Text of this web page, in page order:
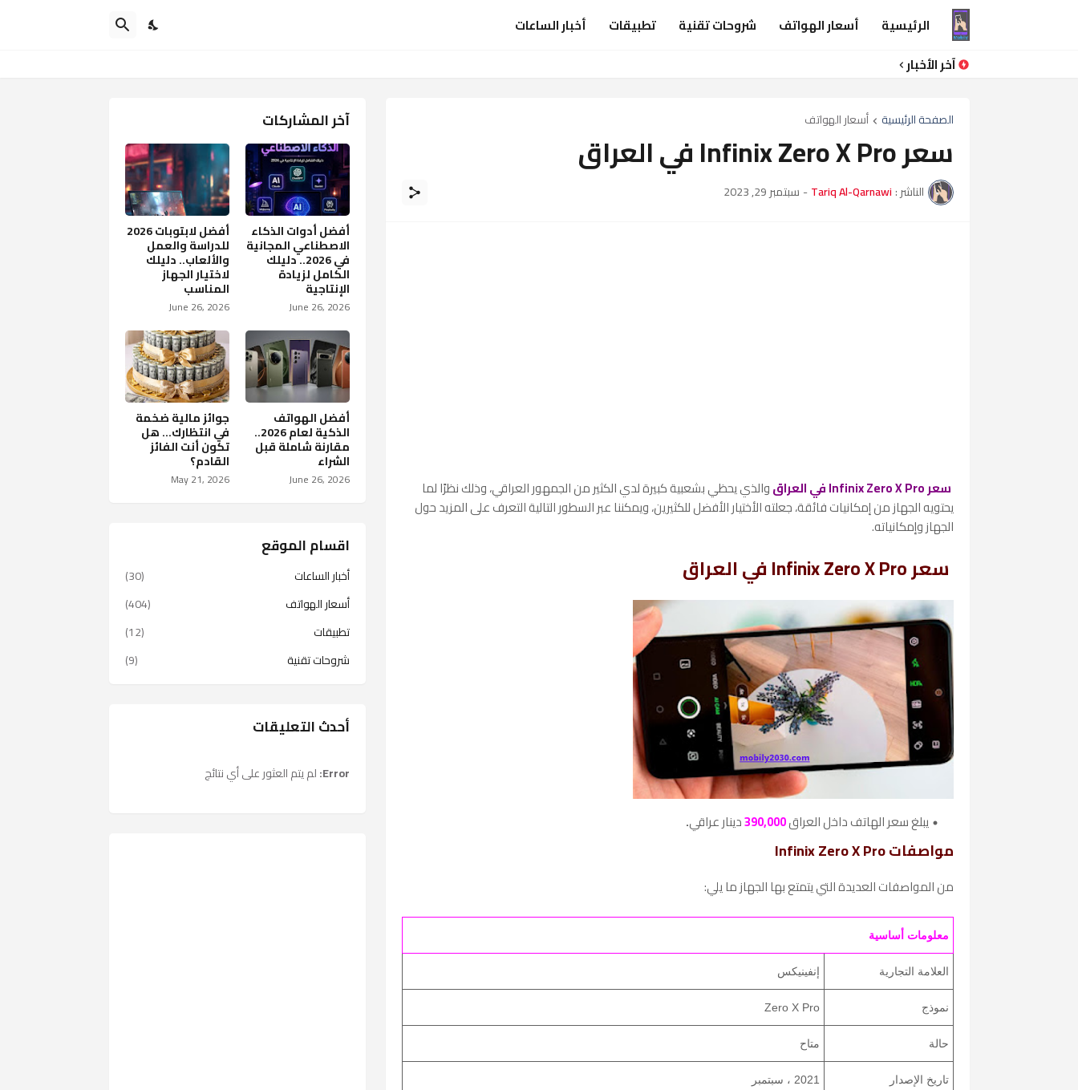
الرئيسية أسعار الهواتف شروحات تقنية تطبيقات
أخبار الساعات
آخر الأخبار
الصفحة الرئيسية أسعار الهواتف
سعر Infinix Zero X Pro في العراق
الناشر : Tariq Al-Qarnawi
- سبتمبر 29, 2023
سعر Infinix Zero X Pro في العراق
والذي يحظي بشعبية كبيرة لدي الكثير من الجمهور العراقي، وذلك نظرًا لما
يحتويه الجهاز من إمكانيات فائقة، جعلته الأختيار الأفضل للكثيرين، ويمكننا عبر السطور التالية التعرف على المزيد حول
الجهاز وإمكانياته.
سعر Infinix Zero X Pro في العراق
يبلغ سعر الهاتف داخل العراق390,000دينار عراقي.
مواصفاتInfinix Zero X Pro
من المواصفات العديدة التي يتمتع بها الجهاز ما يلي:
معلومات أساسية
العلامة التجارية إنفينيكس
نموذج Zero X Pro
حالة متاح
تاريخ الإصدار 2021 ، سبتمبر
آخر المشاركات
أفضل أدوات الذكاء
الاصطناعي المجانية
في 2026.. دليلك
الكامل لزيادة
الإنتاجية
June 26, 2026
أفضل لابتوبات 2026
للدراسة والعمل
والألعاب.. دليلك
لاختيار الجهاز
المناسب
June 26, 2026
أفضل الهواتف
الذكية لعام 2026..
مقارنة شاملة قبل
الشراء
June 26, 2026
جوائز مالية ضخمة
في انتظارك… هل
تكون أنت الفائز
القادم؟
May 21, 2026
اقسام الموقع
أخبار الساعات
(30)
أسعار الهواتف
(404)
تطبيقات
(12)
شروحات تقنية
(9)
أحدث التعليقات
Error: لم يتم العثور على أي نتائج